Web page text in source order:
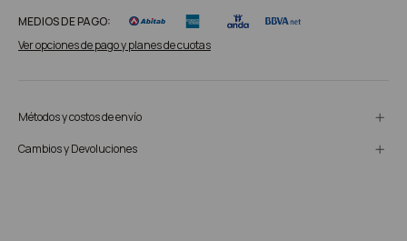
MEDIOS DE PAGO:
Ver opciones de pago y planes de cuotas
Métodos y costos de envío
Cambios y Devoluciones